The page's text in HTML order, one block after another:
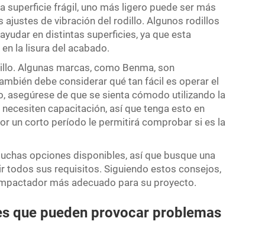
frágil, uno más ligero puede ser más
de vibración del rodillo. Algunos rodillos
en distintas superficies, ya que esta
la lisura del acabado.
Algunas marcas, como Benma, son
debe considerar qué tan fácil es operar el
asegúrese de que se sienta cómodo utilizando la
capacitación, así que tenga esto en
un corto período le permitirá comprobar si es la
opciones disponibles, así que busque una
todos sus requisitos. Siguiendo estos consejos,
más adecuado para su proyecto.
que pueden provocar problemas